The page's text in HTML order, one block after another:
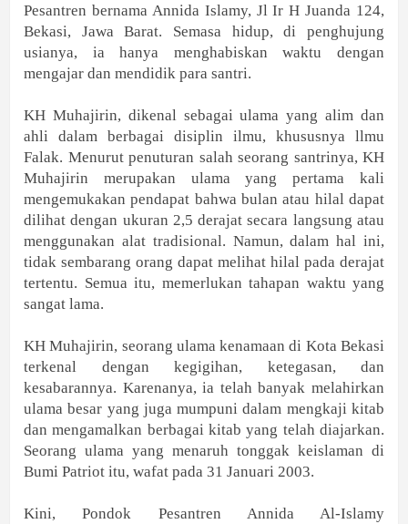
Pesantren bernama Annida Islamy, Jl Ir H Juanda 124,
Bekasi, Jawa Barat. Semasa hidup, di penghujung
usianya, ia hanya menghabiskan waktu dengan
mengajar dan mendidik para santri.
KH Muhajirin, dikenal sebagai ulama yang alim dan
ahli dalam berbagai disiplin ilmu, khususnya llmu
Falak. Menurut penuturan salah seorang santrinya, KH
Muhajirin merupakan ulama yang pertama kali
mengemukakan pendapat bahwa bulan atau hilal dapat
dilihat dengan ukuran 2,5 derajat secara langsung atau
menggunakan alat tradisional. Namun, dalam hal ini,
tidak sembarang orang dapat melihat hilal pada derajat
tertentu. Semua itu, memerlukan tahapan waktu yang
sangat lama.
KH Muhajirin, seorang ulama kenamaan di Kota Bekasi
terkenal dengan kegigihan, ketegasan, dan
kesabarannya. Karenanya, ia telah banyak melahirkan
ulama besar yang juga mumpuni dalam mengkaji kitab
dan mengamalkan berbagai kitab yang telah diajarkan.
Seorang ulama yang menaruh tonggak keislaman di
Bumi Patriot itu, wafat pada 31 Januari 2003.
Kini, Pondok Pesantren Annida Al-Islamy